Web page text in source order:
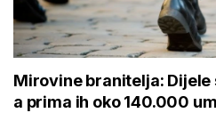
Mirovine branitelja: Dijele
a prima ih oko 140.000